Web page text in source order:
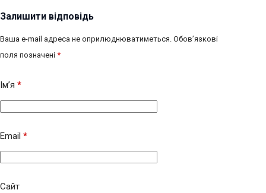
Залишити відповідь
Ваша e-mail адреса не оприлюднюватиметься. Обов’язкові
поля позначені *
Ім’я *
Email *
Сайт